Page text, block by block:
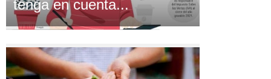
tenga en cuenta...